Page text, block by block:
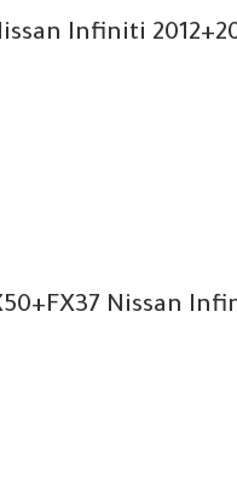
Infiniti
Nissan